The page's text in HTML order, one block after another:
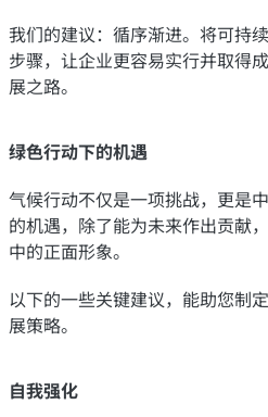
我们的建议：循序渐进。将可持
步骤，让企业更容易实行并取得
展之路。
绿色行动下的机遇
气候行动不仅是一项挑战，更是
的机遇，除了能为未来作出贡献
中的正面形象。
以下的一些关键建议，能助您制
展策略。
自我强化